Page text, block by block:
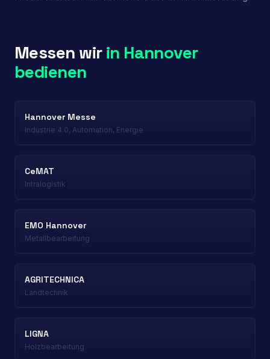
Messen wirin Hannover
bedienen
Hannover Messe
Industrie 4.0, Automation, Energie
CeMAT
Intralogistik
EMO Hannover
Metallbearbeitung
AGRITECHNICA
Landtechnik
LIGNA
Holzbearbeitung